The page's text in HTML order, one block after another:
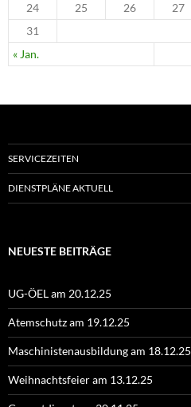
« Jan.
24
25 26 27
31
SERVICEZEITEN
DIENSTPLÄNE AKTUELL
NEUESTE BEITRÄGE
UG-ÖEL am 20.12.25
Atemschutz am 19.12.25
Maschinistenausbildung am 18.12.25
Weihnachtsfeier am 13.12.25